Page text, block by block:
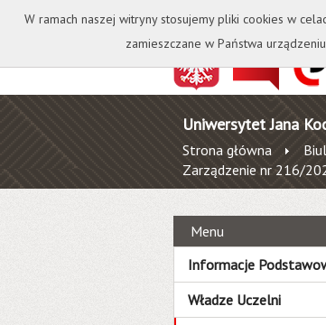
Kontakt
Uniwersytet Jana
Strona główna
Zarządzenie nr 216/
Menu
Informacje
Władze Uczelni
W ramach naszej witryny stosujemy pliki cookies w
zamieszczane w Państwa